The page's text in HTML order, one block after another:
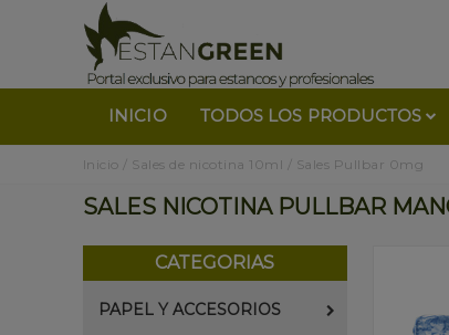
INICIO TODOS LOS PRODUCTOS
Inicio Sales de nicotina 10ml Sales Pullbar 0mg
SALES NICOTINA PULLBAR
CATEGORIAS
PAPEL Y ACCESORIOS